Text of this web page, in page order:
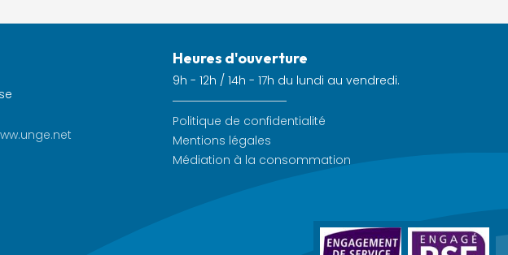
Heures d'ouverture
9h - 12h / 14h - 17h du lundi au vendredi.
Politique de confidentialité
Mentions légales
Médiation à la consommation